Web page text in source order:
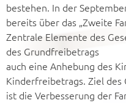
bestehen. In der
bereits über das „Zweite
Zentrale Elemente des
des Grundfreibetrags
auch eine Anhebung des
Kinderfreibetrags. Ziel des
ist die Verbesserung der